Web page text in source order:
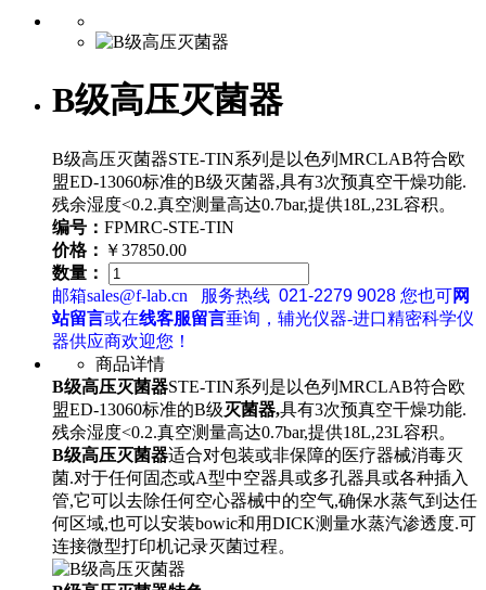
B级高压灭菌器
B级高压灭菌器STE-TIN系列是以色列MRCLAB符合欧
盟ED-13060标准的B级灭菌器,具有3次预真空干燥功能.
残余湿度<0.2.真空测量高达0.7bar,提供18L,23L容积。
编号： FPMRC-STE-TIN
价格： ￥37850.00
数量：
邮箱sales@f-lab.cn
服务热线 021-2279 9028 您也可网
站留言或在线客服留言垂询，辅光仪器-进口精密科学仪
器供应商欢迎您！
商品详情
B级高压灭菌器STE-TIN系列是以色列MRCLAB符合欧
盟ED-13060标准的B级灭菌器,具有3次预真空干燥功能.
残余湿度<0.2.真空测量高达0.7bar,提供18L,23L容积。
B级高压灭菌器适合对包装或非保障的医疗器械消毒灭
菌.对于任何固态或A型中空器具或多孔器具或各种插入
管,它可以去除任何空心器械中的空气,确保水蒸气到达任
何区域,也可以安装bowic和用DICK测量水蒸汽渗透度.可
连接微型打印机记录灭菌过程。